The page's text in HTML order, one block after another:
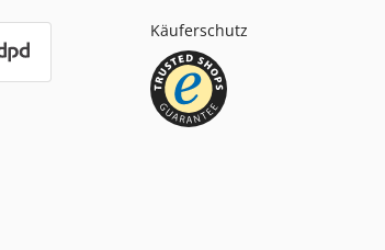
Käuferschutz